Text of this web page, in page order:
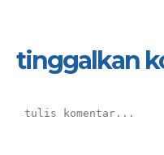
tinggalkan